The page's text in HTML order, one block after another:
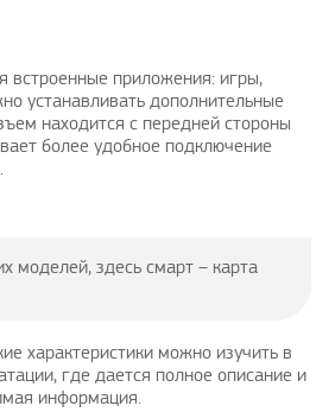
встроенные приложения: игры,
устанавливать дополнительные
находится с передней стороны
более удобное подключение
моделей, здесь смарт – карта
характеристики можно изучить в
где дается полное описание и
информация.